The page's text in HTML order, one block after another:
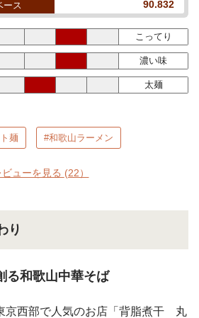
ース 90.832
こってり
濃い味
太麺
麺 #和歌山ラーメン
ビューを見る (22）
り
る和歌山中華そば
京西部で人気のお店「背脂煮干 丸